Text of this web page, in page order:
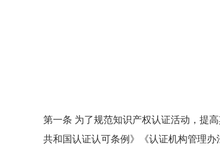
第一条 为了规范知识产权认证活动，提
共和国认证认可条例》《认证机构管理